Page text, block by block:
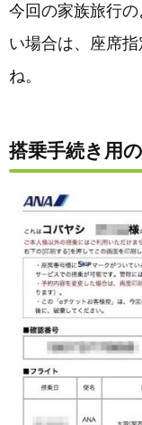
今回の家族旅行
い場合は、座席
ね。
搭乗手続き用